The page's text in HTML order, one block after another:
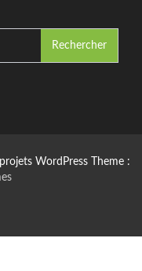
WordPress Theme :